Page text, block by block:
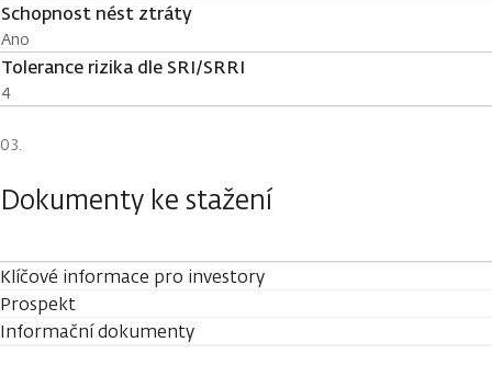
Schopnost nést ztráty
Ano
Tolerance rizika dle SRI/SRRI
4
Dokumenty ke stažení
Klíčové informace pro investory
Prospekt
Informační dokumenty